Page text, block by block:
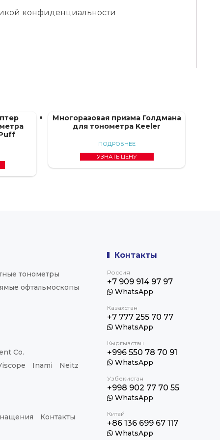
конфиденциальности
Многоразовая призма Голдмана
для тонометра Keeler
ПОДРОБНЕЕ
УЗНАТЬ ЦЕНУ
тонометры
офтальмоскопы
Co.
Inami Neitz
Контакты
Контакты
Россия
+7 909 914 97 97
WhatsApp
Казахстан
+7 777 255 70 77
WhatsApp
Кыргызстан
+996 550 78 70 91
WhatsApp
Узбекистан
+998 902 77 70 55
WhatsApp
Китай
+86 136 699 67 117
WhatsApp